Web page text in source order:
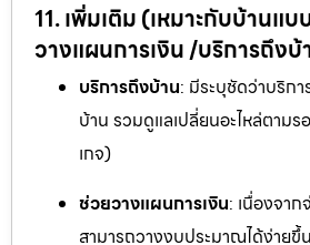
11. เพิ่มเติม (เหมาะกับบ้านแ
วางแผนการเงิน /บริการถึงบ้
บริการถึงบ้าน: มีระบุชัดว่าบริก
บ้าน รวมดูแลเปลี่ยนอะไหล่ตาม
เกจ)
ช่วยวางแผนการเงิน: เนื่องจาก
สามารถวางงบประมาณได้ง่ายขึ้